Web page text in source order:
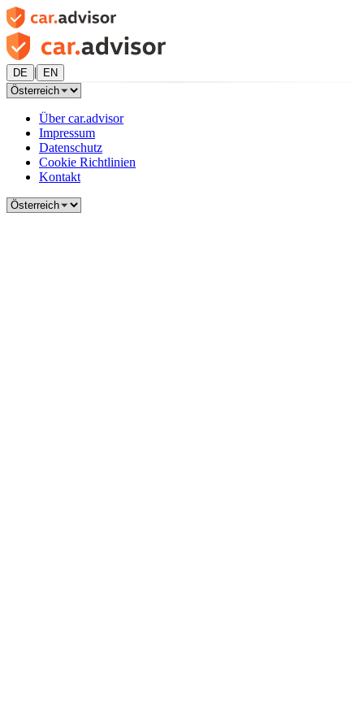
DE | EN
Über car.advisor
Impressum
Datenschutz
Cookie Richtlinien
Kontakt